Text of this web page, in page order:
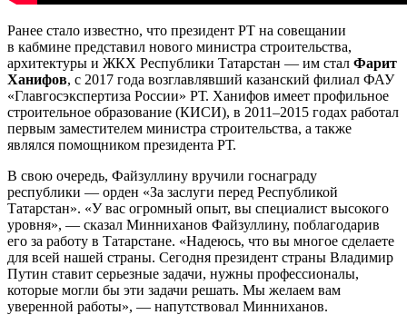
Ранее стало известно, что президент РТ на совещании
в кабмине представил нового министра строительства,
архитектуры и ЖКХ Республики Татарстан — им стал Фарит
Ханифов, с 2017 года возглавлявший казанский филиал ФАУ
«Главгосэкспертиза России» РТ. Ханифов имеет профильное
строительное образование (КИСИ), в 2011–2015 годах работал
первым заместителем министра строительства, а также
являлся помощником президента РТ.
В свою очередь, Файзуллину вручили госнаграду
республики — орден «За заслуги перед Республикой
Татарстан». «У вас огромный опыт, вы специалист высокого
уровня», — сказал Минниханов Файзуллину, поблагодарив
его за работу в Татарстане. «Надеюсь, что вы многое сделаете
для всей нашей страны. Сегодня президент страны Владимир
Путин ставит серьезные задачи, нужны профессионалы,
которые могли бы эти задачи решать. Мы желаем вам
уверенной работы», — напутствовал Минниханов.